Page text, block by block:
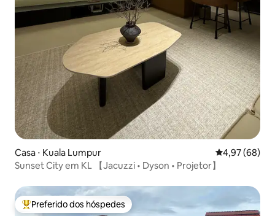
Casa ⋅ Kuala Lumpur 4,97 de uma
4,97 (68)
Sunset City em KL 【Jacuzzi • Dyson • Projetor】
Entre os melhores preferidos dos hóspedes
Preferido dos hóspedes